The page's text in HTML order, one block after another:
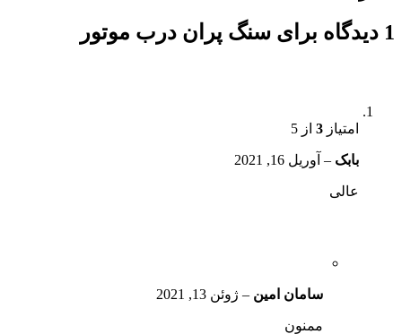
1 دیدگاه برای
سنگ پران درب موتور
امتیاز 3 از 5
بابک – آوریل 16, 2021
عالی
سامان امین – ژوئن 13, 2021
ممنون